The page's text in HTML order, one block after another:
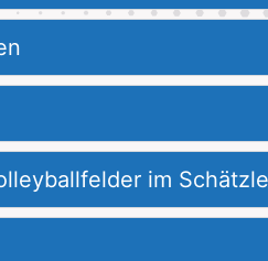
im